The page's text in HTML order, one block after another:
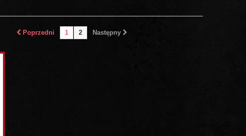
Poprzedni 1 2 Następny